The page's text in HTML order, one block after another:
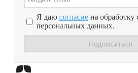
Я даю согласие на обработку
персональных данных.